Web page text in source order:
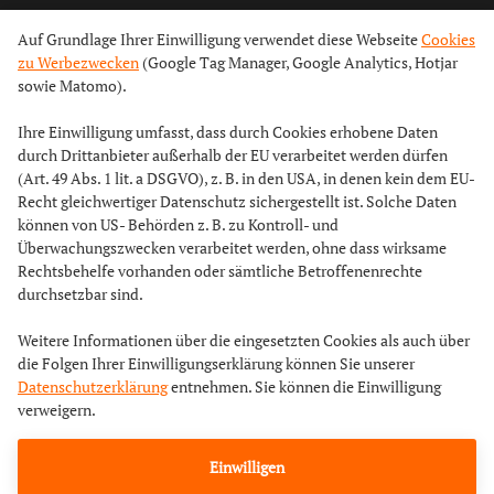
Auf Grundlage Ihrer Einwilligung verwendet diese WebseiteCookies
zu Werbezwecken(Google Tag Manager, Google Analytics, Hotjar
sowie Matomo).
Ihre Einwilligung umfasst, dass durch Cookies erhobene Daten
durch Drittanbieter außerhalb der EU verarbeitet werden dürfen
(Art. 49 Abs. 1 lit. a DSGVO), z. B. in den USA, in denen kein dem EU-
Recht gleichwertiger Datenschutz sichergestellt ist. Solche Daten
können von US- Behörden z. B. zu Kontroll- und
Überwachungszwecken verarbeitet werden, ohne dass wirksame
Rechtsbehelfe vorhanden oder sämtliche Betroffenenrechte
durchsetzbar sind.
Weitere Informationen über die eingesetzten Cookies als auch über
die Folgen Ihrer Einwilligungserklärung können Sie unserer
Datenschutzerklärungentnehmen. Sie können die Einwilligung
verweigern.
Einwilligen